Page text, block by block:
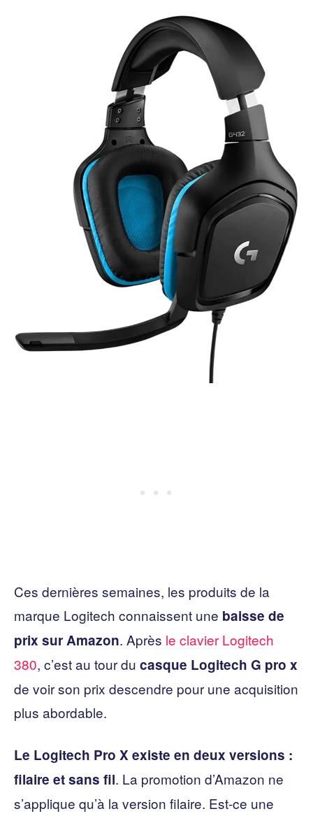
Ces dernières semaines, les produits de la
marque Logitech connaissent une baisse de
prix sur Amazon. Après le clavier Logitech
380, c’est au tour du casque Logitech G pro x
de voir son prix descendre pour une acquisition
plus abordable.
Le Logitech Pro X existe en deux versions :
filaire et sans fil. La promotion d’Amazon ne
s’applique qu’à la version filaire. Est-ce une